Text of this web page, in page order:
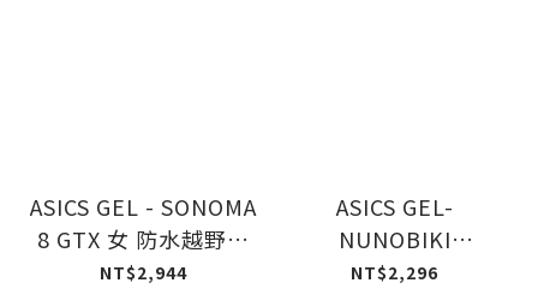
ASICS GEL - SONOMA
8 GTX 女 防水越野跑
鞋
NT$2,944
ASICS GEL-
NUNOBIKI
WHITE/SAPPHIRE
NT$2,296